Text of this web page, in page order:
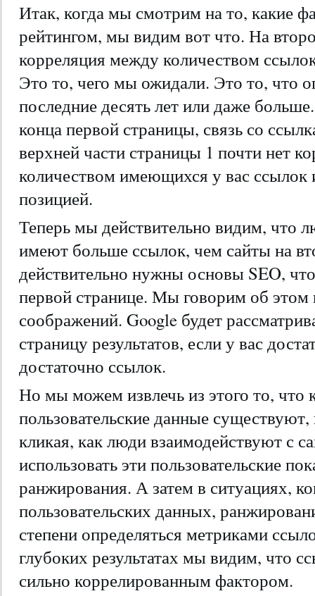
Итак, когда мы смотрим на то, какие
рейтингом, мы видим вот что. На
корреляция между количеством
Это то, чего мы ожидали. Это то, что
последние десять лет или даже
конца первой страницы, связь со
верхней части страницы 1 почти нет
количеством имеющихся у вас ссылок
позицией.
Теперь мы действительно видим, что
имеют больше ссылок, чем сайты на
действительно нужны основы SEO,
первой странице. Мы говорим об этом
соображений. Google будет
страницу результатов, если у вас
достаточно ссылок.
Но мы можем извлечь из этого то, что
пользовательские данные существуют,
кликая, как люди взаимодействуют с
использовать эти пользовательские
ранжирования. А затем в ситуациях,
пользовательских данных,
степени определяться метриками
глубоких результатах мы видим, что
сильно коррелированным фактором.